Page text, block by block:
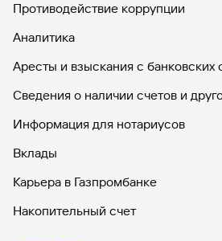
Противодействие коррупции
Аналитика
Аресты и взыскания с банковских
Сведения о наличии счетов и
Информация для нотариусов
Вклады
Карьера в Газпромбанке
Накопительный счет